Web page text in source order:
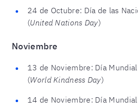
24 de Octubre: Día de las
(United Nations Day)
Noviembre
13 de Noviembre: Día
(World Kindness Day)
14 de Noviembre: Día